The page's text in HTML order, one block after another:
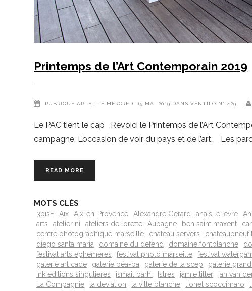
Printemps de l’Art Contemporain 2019
RUBRIQUE ARTS , LE MERCREDI 15 MAI 2019 DANS VENTILO N° 429
Le PAC tient le cap Revoici le Printemps de l’Art
campagne. L’occasion de voir du pays et de l’art… Les
READ MORE
MOTS CLÉS
3bisF Aix Aix-en-Provence Alexandre Gérard anais lelievre
arts
atelier ni ateliers de lorette Aubagne ben saint maxent
centre photographique marseille
chateau servers chateaupneuf
diego santa maria
domaine du defend domaine fontblanche
festival arts ephemeres
festival photo marseille festival
galerie art cade
galerie béa-ba galerie de la scep galerie
ink editions singulieres
ismail barhi Istres jamie tiller jan van
La Compagnie
la deviation la ville blanche lionel scoccimaro